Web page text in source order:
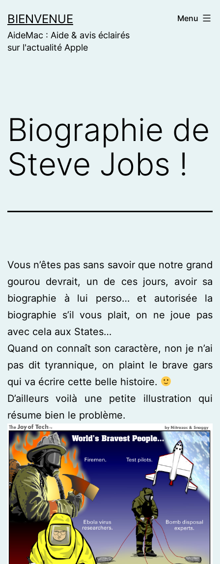
to
content
BIENVENUE
AideMac : Aide & avis éclairés
sur l'actualité Apple
Menu
Biographie de
Steve Jobs !
Vous n’êtes pas sans savoir que notre grand
gourou devrait, un de ces jours, avoir sa
biographie à lui perso… et autorisée la
biographie s’il vous plait, on ne joue pas
avec cela aux States…
Quand on connaît son caractère, non je n’ai
pas dit tyrannique, on plaint le brave gars
qui va écrire cette belle histoire.
D’ailleurs voilà une petite illustration qui
résume bien le problème.